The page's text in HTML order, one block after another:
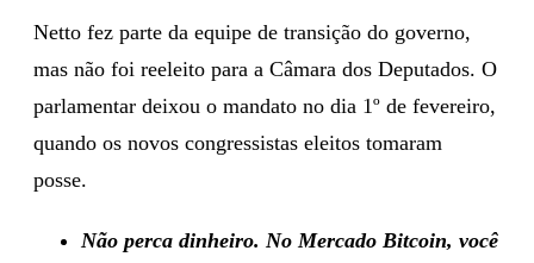
Netto fez parte da equipe de transição do governo,
mas não foi reeleito para a Câmara dos Deputados. O
parlamentar deixou o mandato no dia 1º de fevereiro,
quando os novos congressistas eleitos tomaram
posse.
Não perca dinheiro. No Mercado Bitcoin, você